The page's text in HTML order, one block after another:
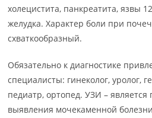
холецистита, панкреатита, язвы
желудка. Характер боли при
схваткообразный.
Обязательно к диагностике
специалисты: гинеколог, уролог,
педиатр, ортопед. УЗИ –
выявления мочекаменной